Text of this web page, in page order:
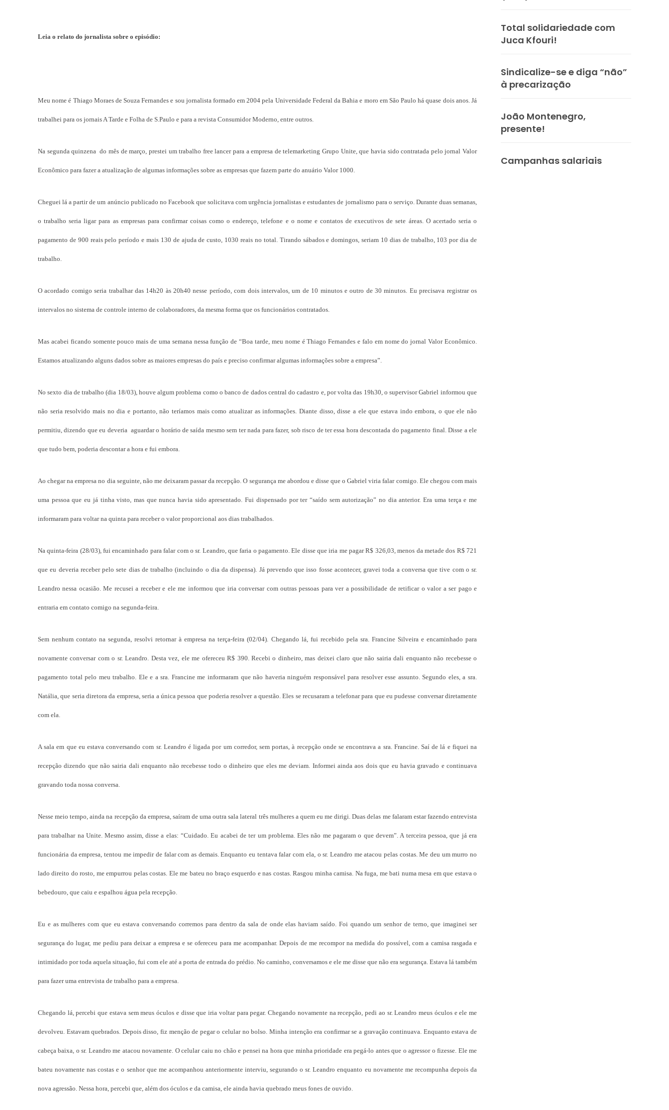
Leia o relato do jornalista sobre o episódio:
Meu nome é Thiago Moraes de Souza Fernandes e sou jornalista formado em 2004 pela Universidade Federal da Bahia e moro em São Paulo há quase dois anos. Já
trabalhei para os jornais A Tarde e Folha de S.Paulo e para a revista Consumidor Moderno, entre outros.
Na segunda quinzena do mês de março, prestei um trabalho free lancer para a empresa de telemarketing Grupo Unite, que havia sido contratada pelo jornal Valor
Econômico para fazer a atualização de algumas informações sobre as empresas que fazem parte do anuário Valor 1000.
Cheguei lá a partir de um anúncio publicado no Facebook que solicitava com urgência jornalistas e estudantes de jornalismo para o serviço. Durante duas semanas,
o trabalho seria ligar para as empresas para confirmar coisas como o endereço, telefone e o nome e contatos de executivos de sete áreas. O acertado seria o
pagamento de 900 reais pelo período e mais 130 de ajuda de custo, 1030 reais no total. Tirando sábados e domingos, seriam 10 dias de trabalho, 103 por dia de
trabalho.
O acordado comigo seria trabalhar das 14h20 às 20h40 nesse período, com dois intervalos, um de 10 minutos e outro de 30 minutos. Eu precisava registrar os
intervalos no sistema de controle interno de colaboradores, da mesma forma que os funcionários contratados.
Mas acabei ficando somente pouco mais de uma semana nessa função de “Boa tarde, meu nome é Thiago Fernandes e falo em nome do jornal Valor Econômico.
Estamos atualizando alguns dados sobre as maiores empresas do país e preciso confirmar algumas informações sobre a empresa”.
No sexto dia de trabalho (dia 18/03), houve algum problema como o banco de dados central do cadastro e, por volta das 19h30, o supervisor Gabriel informou que
não seria resolvido mais no dia e portanto, não teríamos mais como atualizar as informações. Diante disso, disse a ele que estava indo embora, o que ele não
permitiu, dizendo que eu deveria aguardar o horário de saída mesmo sem ter nada para fazer, sob risco de ter essa hora descontada do pagamento final. Disse a ele
que tudo bem, poderia descontar a hora e fui embora.
Ao chegar na empresa no dia seguinte, não me deixaram passar da recepção. O segurança me abordou e disse que o Gabriel viria falar comigo. Ele chegou com mais
uma pessoa que eu já tinha visto, mas que nunca havia sido apresentado. Fui dispensado por ter “saído sem autorização” no dia anterior. Era uma terça e me
informaram para voltar na quinta para receber o valor proporcional aos dias trabalhados.
Na quinta-feira (28/03), fui encaminhado para falar com o sr. Leandro, que faria o pagamento. Ele disse que iria me pagar R$ 326,03, menos da metade dos R$ 721
que eu deveria receber pelo sete dias de trabalho (incluindo o dia da dispensa). Já prevendo que isso fosse acontecer, gravei toda a conversa que tive com o sr.
Leandro nessa ocasião. Me recusei a receber e ele me informou que iria conversar com outras pessoas para ver a possibilidade de retificar o valor a ser pago e
entraria em contato comigo na segunda-feira.
Sem nenhum contato na segunda, resolvi retornar à empresa na terça-feira (02/04). Chegando lá, fui recebido pela sra. Francine Silveira e encaminhado para
novamente conversar com o sr. Leandro. Desta vez, ele me ofereceu R$ 390. Recebi o dinheiro, mas deixei claro que não sairia dali enquanto não recebesse o
pagamento total pelo meu trabalho. Ele e a sra. Francine me informaram que não haveria ninguém responsável para resolver esse assunto. Segundo eles, a sra.
Natália, que seria diretora da empresa, seria a única pessoa que poderia resolver a questão. Eles se recusaram a telefonar para que eu pudesse conversar diretamente
com ela.
A sala em que eu estava conversando com sr. Leandro é ligada por um corredor, sem portas, à recepção onde se encontrava a sra. Francine. Saí de lá e fiquei na
recepção dizendo que não sairia dali enquanto não recebesse todo o dinheiro que eles me deviam. Informei ainda aos dois que eu havia gravado e continuava
gravando toda nossa conversa.
Nesse meio tempo, ainda na recepção da empresa, saíram de uma outra sala lateral três mulheres a quem eu me dirigi. Duas delas me falaram estar fazendo entrevista
para trabalhar na Unite. Mesmo assim, disse a elas: “Cuidado. Eu acabei de ter um problema. Eles não me pagaram o que devem”. A terceira pessoa, que já era
funcionária da empresa, tentou me impedir de falar com as demais. Enquanto eu tentava falar com ela, o sr. Leandro me atacou pelas costas. Me deu um murro no
lado direito do rosto, me empurrou pelas costas. Ele me bateu no braço esquerdo e nas costas. Rasgou minha camisa. Na fuga, me bati numa mesa em que estava o
bebedouro, que caiu e espalhou água pela recepção.
Eu e as mulheres com que eu estava conversando corremos para dentro da sala de onde elas haviam saído. Foi quando um senhor de terno, que imaginei ser
segurança do lugar, me pediu para deixar a empresa e se ofereceu para me acompanhar. Depois de me recompor na medida do possível, com a camisa rasgada e
intimidado por toda aquela situação, fui com ele até a porta de entrada do prédio. No caminho, conversamos e ele me disse que não era segurança. Estava lá também
para fazer uma entrevista de trabalho para a empresa.
Chegando lá, percebi que estava sem meus óculos e disse que iria voltar para pegar. Chegando novamente na recepção, pedi ao sr. Leandro meus óculos e ele me
devolveu. Estavam quebrados. Depois disso, fiz menção de pegar o celular no bolso. Minha intenção era confirmar se a gravação continuava. Enquanto estava de
cabeça baixa, o sr. Leandro me atacou novamente. O celular caiu no chão e pensei na hora que minha prioridade era pegá-lo antes que o agressor o fizesse. Ele me
bateu novamente nas costas e o senhor que me acompanhou anteriormente interviu, segurando o sr. Leandro enquanto eu novamente me recompunha depois da
nova agressão. Nessa hora, percebi que, além dos óculos e da camisa, ele ainda havia quebrado meus fones de ouvido.
Total solidariedade com
Juca Kfouri!
Sindicalize-se e diga “não”
à precarização
João Montenegro,
presente!
Campanhas salariais